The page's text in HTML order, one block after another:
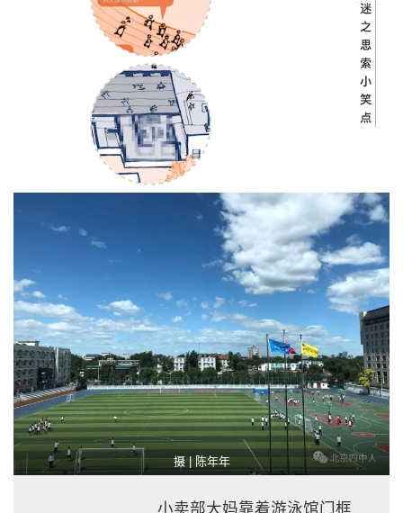
摄 | 陈年年
小卖部大妈靠着游泳馆门框